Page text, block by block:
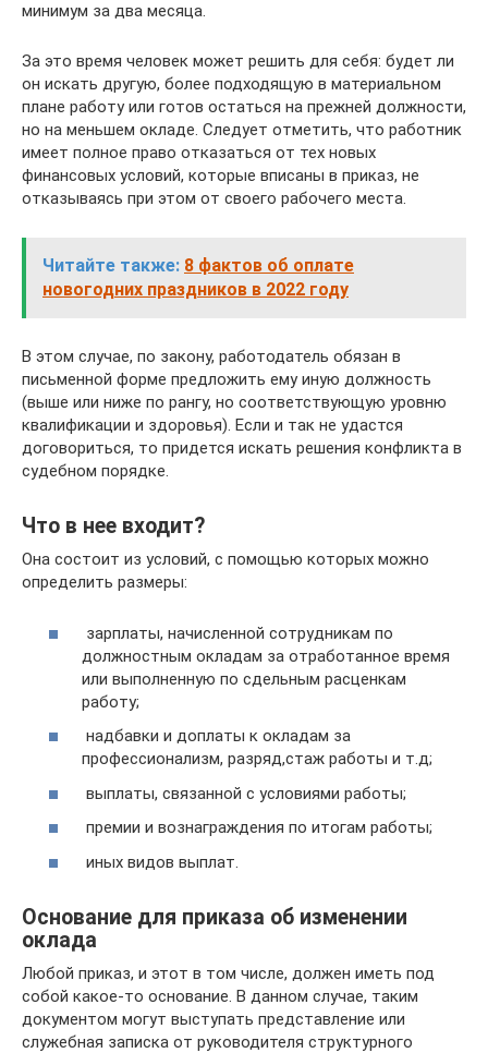
минимум за два месяца.
За это время человек может решить для себя: будет ли
он искать другую, более подходящую в материальном
плане работу или готов остаться на прежней должности,
но на меньшем окладе. Следует отметить, что работник
имеет полное право отказаться от тех новых
финансовых условий, которые вписаны в приказ, не
отказываясь при этом от своего рабочего места.
Читайте также: 8 фактов об оплате
новогодних праздников в 2022 году
В этом случае, по закону, работодатель обязан в
письменной форме предложить ему иную должность
(выше или ниже по рангу, но соответствующую уровню
квалификации и здоровья). Если и так не удастся
договориться, то придется искать решения конфликта в
судебном порядке.
Что в нее входит?
Она состоит из условий, с помощью которых можно
определить размеры:
зарплаты, начисленной сотрудникам по
должностным окладам за отработанное время
или выполненную по сдельным расценкам
работу;
надбавки и доплаты к окладам за
профессионализм, разряд,стаж работы и т.д;
выплаты, связанной с условиями работы;
премии и вознаграждения по итогам работы;
иных видов выплат.
Основание для приказа об изменении
оклада
Любой приказ, и этот в том числе, должен иметь под
собой какое-то основание. В данном случае, таким
документом могут выступать представление или
служебная записка от руководителя структурного